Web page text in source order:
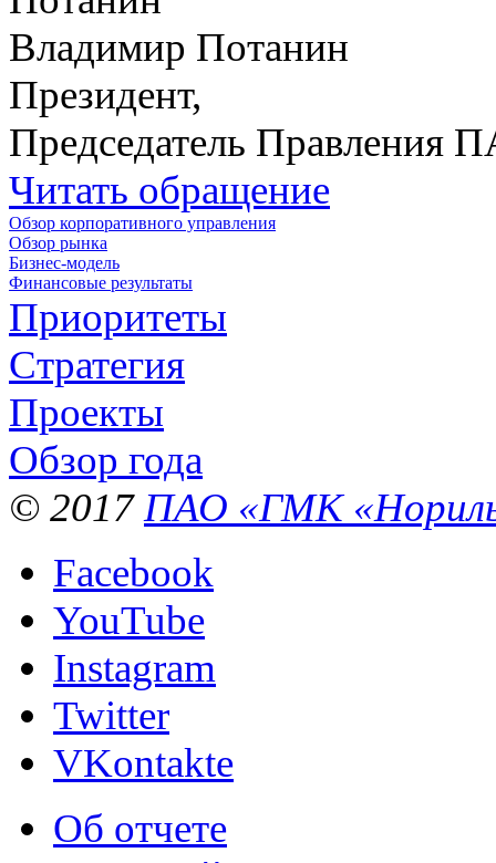
Владимир Потанин
Президент,
Председатель Правления
Читать обращение
Обзор корпоративного управления
Обзор рынка
Бизнес-модель
Финансовые результаты
Приоритеты
Стратегия
Проекты
Обзор года
© 2017 ПАО «ГМК
Facebook
YouTube
Instagram
Twitter
VKontakte
Об отчете